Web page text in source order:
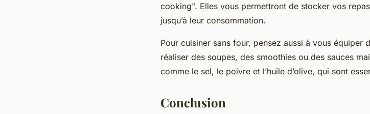
cooking". Elles vous permettront de stocker vos
jusqu’à leur consommation.
Pour cuisiner sans four, pensez aussi à vous équiper
réaliser des soupes, des smoothies ou des sauces
comme le sel, le poivre et l’huile d’olive, qui sont
Conclusion